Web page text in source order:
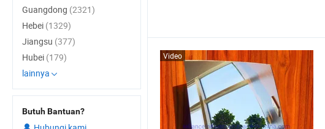
Video
Guangdong (2321)
Hebei (1329)
Jiangsu (377)
Hubei (179)
lainnya
Butuh Bantuan?